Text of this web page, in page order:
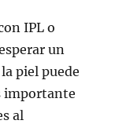
IPL o
un
piel puede
importante
al